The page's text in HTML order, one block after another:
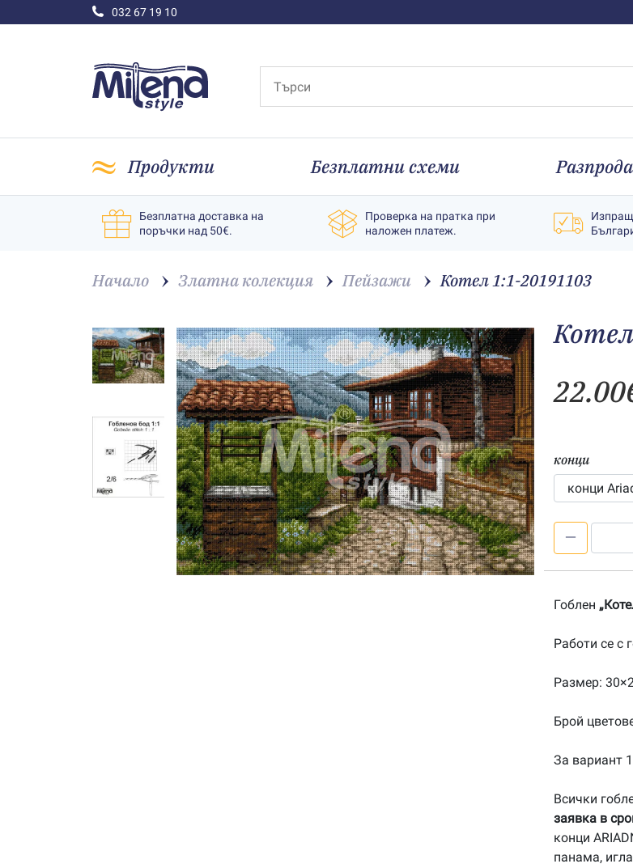
032 67 19 10
Продукти Безплатни схеми
Безплатна доставка на
поръчки над 50€.
Проверка на пратка при
наложен платеж.
Начало Златна колекция Пейзажи Котел 1:1-20191103
22.00
конци
1:1-
Гоблен
Работи се с
Размер:
Брой
За вариант
Всички
заявка в
конци
панама,